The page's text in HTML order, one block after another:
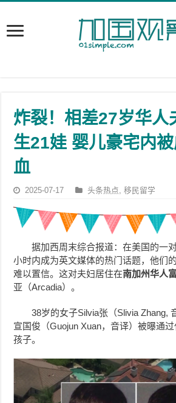
炸裂！相差27岁华人
生21娃 婴儿豪宅内
血
2025-07-17 头条热点,移民留学
据加西周末综合报道：在美国的一
小时内成为英文媒体的热门话题，他们
难以置信。这对夫妇居住在南加州华人
亚（Arcadia）。
38岁的女子Silvia张（Slivia Zhang,
宣国俊（Guojun Xuan，音译）被曝通
孩子。